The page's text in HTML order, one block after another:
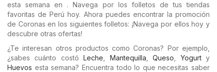
esta semana en . Navega por los folletos de tus tiendas
favoritas de Perú hoy. Ahora puedes encontrar la promoción
de Coronas en los siguientes folletos: ¡Navega por ellos hoy y
descubre otras ofertas!
¿Te interesan otros productos como Coronas? Por ejemplo,
¿sabes cuánto costóLeche Mantequilla ,Queso Yogurty
Huevos esta semana? Encuentra todo lo que necesitas saber